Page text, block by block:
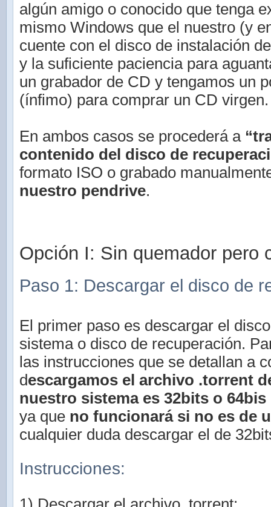
algún amigo o conocido que tenga
mismo Windows que el nuestro (y
cuente con el disco de instalación
y la suficiente paciencia para
un grabador de CD y tengamos un
(ínfimo) para comprar un CD virgen.
En ambos casos se procederá a
contenido del disco de
formato ISO o grabado
nuestro pendrive.
Opción I: Sin quemador pero
Paso 1: Descargar el disco de
El primer paso es descargar el
sistema o disco de recuperación.
las instrucciones que se detallan a
descargamos el archivo .torrent
nuestro sistema es 32bits o 64bis
ya que no funcionará si no es de
cualquier duda descargar el de
Instrucciones: